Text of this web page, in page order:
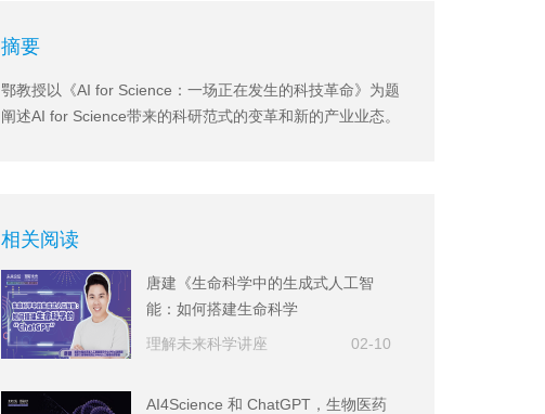
摘要
鄂教授以《AI for Science：一场正在发生的科技革命》为题
阐述AI for Science带来的科研范式的变革和新的产业业态。
相关阅读
唐建《生命科学中的生成式人工智
能：如何搭建生命科学
的“ChatGPT”》
理解未来科学讲座 02-10
AI4Science 和 ChatGPT，生物医药